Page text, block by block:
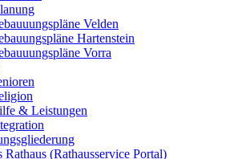
Velden
Hartenstein
Vorra
& Leistungen
Rathaus (Rathausservice Portal)